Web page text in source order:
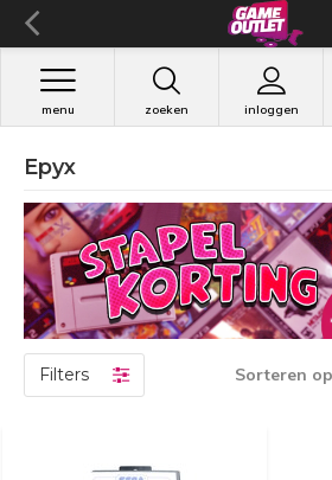
zoeken inloggen
menu
Epyx
Filters Sorteren